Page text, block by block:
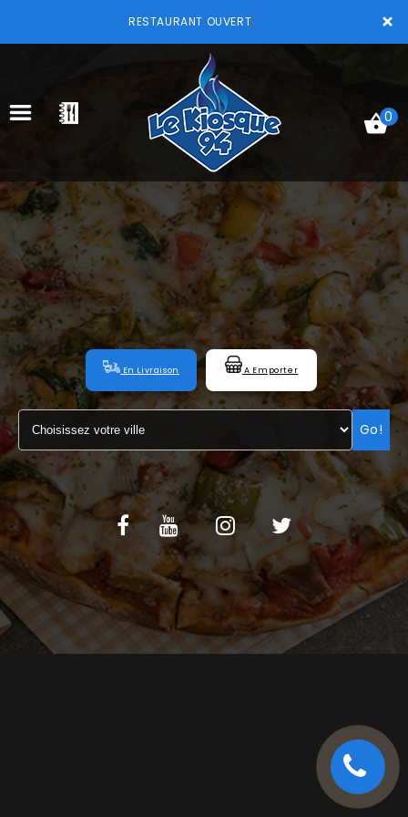
×
RESTAURANT OUVERT
ACCUEIL
LA CARTE
VOTRE COMPTE
NOTRE RESTAURANT
VOS AVIS
MENTIONS LÉGALES
C.G.V
0
En Livraison A Emporter
Go!